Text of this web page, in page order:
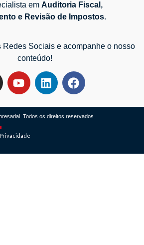
em Auditoria Fiscal,
e Revisão de Impostos.
Redes Sociais e acompanhe o nosso
conteúdo!
Todos os direitos reservados.